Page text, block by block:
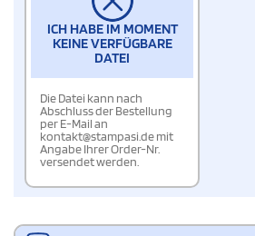
ICH HABE IM MOMENT
KEINE VERFÜGBARE
DATEI
Die Datei kann nach
Abschluss der Bestellung
per E-Mail an
kontakt@stampasi.de mit
Angabe Ihrer Order-Nr.
versendet werden.